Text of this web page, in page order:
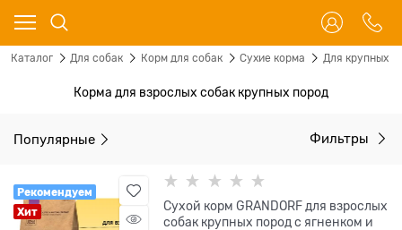
Каталог Для собак Корм для собак Сухие корма Для крупных
Корма для взрослых собак крупных пород
Популярные Фильтры
Рекомендуем
Хит
Сухой корм GRANDORF для взрослых
собак крупных пород с ягненком и